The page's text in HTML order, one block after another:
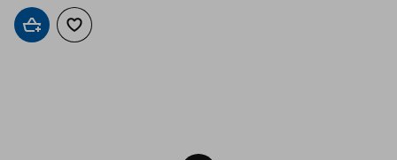
Добави в кошницата
Добави към списъка с любими